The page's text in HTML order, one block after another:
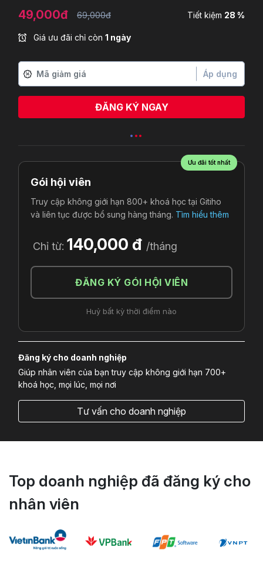
49,000đ 69,000đ Tiết kiệm 28 %
Giá ưu đãi chỉ còn 1 ngày
Áp dụng
ĐĂNG KÝ NGAY
Ưu đãi tốt nhất
Gói hội viên
Truy cập không giới hạn 800+ khoá học tại Gitiho
và liên tục được bổ sung hàng tháng. Tìm hiểu thêm
Chỉ từ: 140,000 đ /tháng
ĐĂNG KÝ GÓI HỘI VIÊN
Huỷ bất kỳ thời điểm nào
Đăng ký cho doanh nghiệp
Giúp nhân viên của bạn truy cập không giới hạn 700+
khoá học, mọi lúc, mọi nơi
Tư vấn cho doanh nghiệp
Top doanh nghiệp đã đăng ký cho
nhân viên